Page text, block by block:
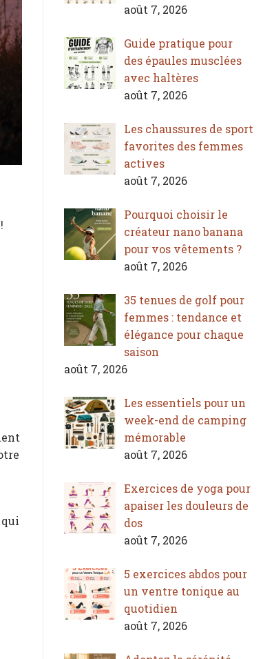
août 7, 2026
Guide pratique pour
des épaules musclées
avec haltères
août 7, 2026
Les chaussures de sport
favorites des femmes
actives
août 7, 2026
Pourquoi choisir le
créateur nano banana
pour vos vêtements ?
août 7, 2026
35 tenues de golf pour
femmes : tendance et
élégance pour chaque
saison
août 7, 2026
Les essentiels pour un
week-end de camping
mémorable
août 7, 2026
Exercices de yoga pour
apaiser les douleurs de
dos
août 7, 2026
5 exercices abdos pour
un ventre tonique au
quotidien
août 7, 2026